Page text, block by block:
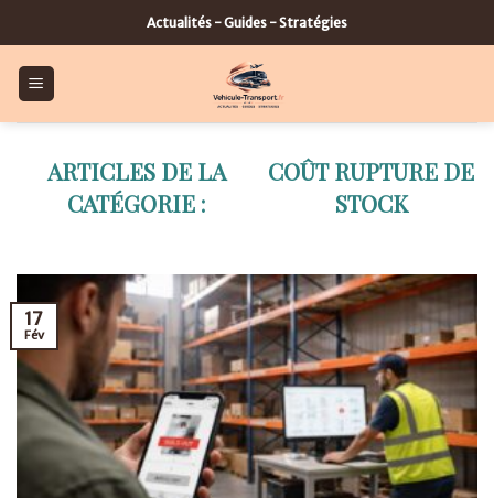
to
content
Actualités - Guides - Stratégies
COÛT RUPTURE DE
STOCK
17
Fév